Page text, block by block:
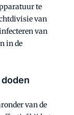
te
van
van
in de
van de